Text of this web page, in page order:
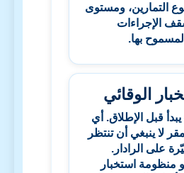
التمارين، ومستوى
الإجراءات
المسموح بها.
قبل الإطلاق. أي
لا ينبغي أن تنتظر
على الرادار.
منظومة استخبار